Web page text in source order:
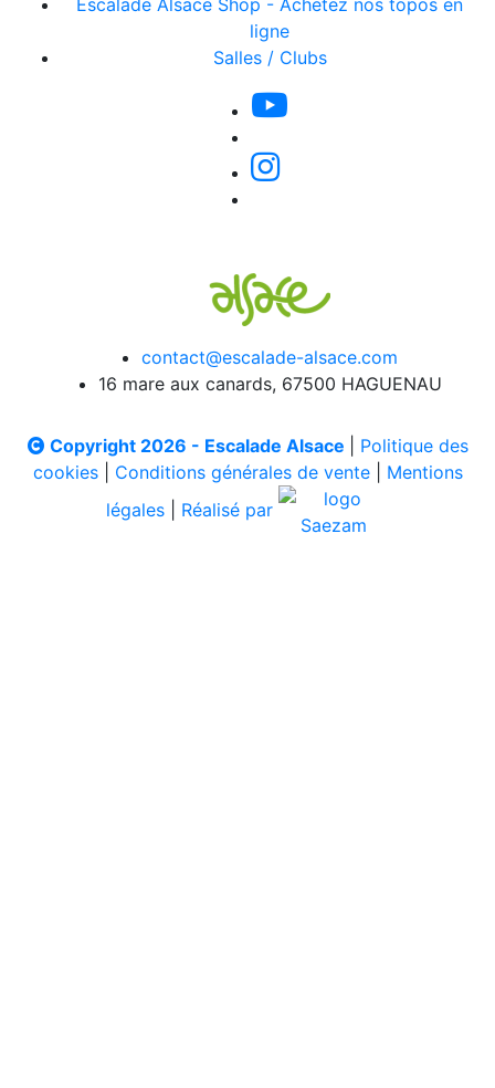
Escalade Alsace Shop - Achetez nos topos en
ligne
Salles / Clubs
contact@escalade-alsace.com
16 mare aux canards, 67500 HAGUENAU
Copyright 2026 - Escalade Alsace
Politique des
cookies| Conditions générales de vente| Mentions
légales
Réalisé par